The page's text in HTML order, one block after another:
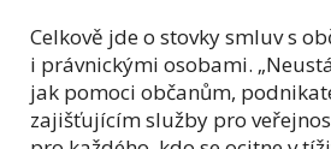
Celkově jde o stovky smluv s
i právnickými osobami.
jak pomoci občanům,
zajišťujícím služby pro